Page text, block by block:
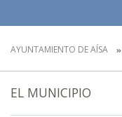
AYUNTAMIENTO DE AÍSA
EL MUNICIPIO